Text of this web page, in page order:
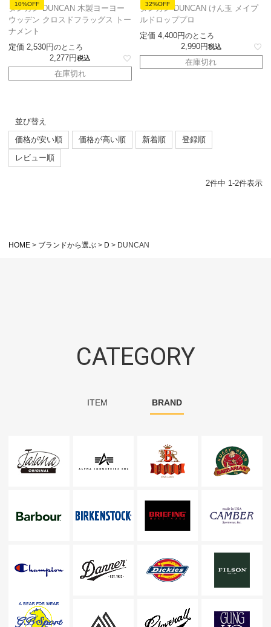
10%OFF
ダンカン DUNCAN 木製ヨーヨー
ウッデン クロスドフラッグス トー
ナメント
定価 2,530 のところ
2,277 税込
在庫切れ
32%OFF
ダンカン DUNCAN けん玉 メイプ
ルドロッププロ
定価 4,400 のところ
2,990 税込
在庫切れ
並び替え
価格が安い順
価格が高い順 新着順
登録順
レビュー順
2件中 1-2件表示
HOME ブランドから選ぶ D DUNCAN
CATEGORY
ITEM BRAND